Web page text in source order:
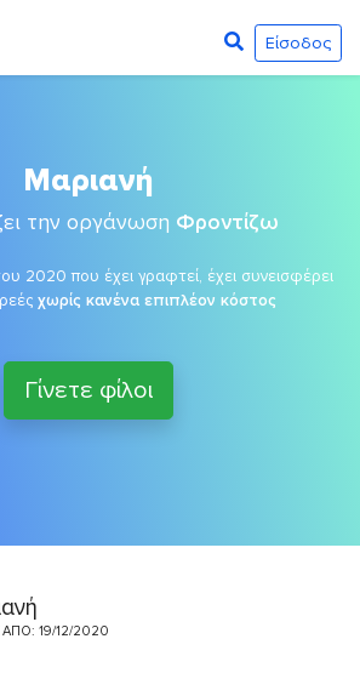
Είσοδος
Μαριανή
την οργάνωση Φροντίζω
2020 που έχει γραφτεί, έχει συνεισφέρει
χωρίς κανένα επιπλέον κόστος
Γίνετε φίλοι
19/12/2020